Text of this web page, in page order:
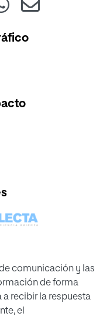
comunicación y las
de forma
recibir la respuesta
el